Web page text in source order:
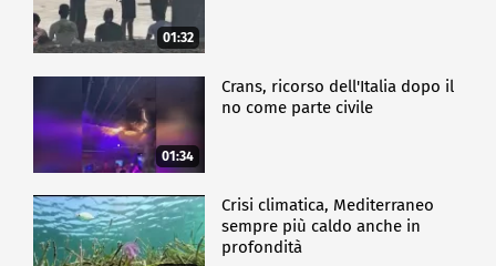
01:32
01:34
Crans, ricorso dell'Italia dopo il
no come parte civile
Crisi climatica, Mediterraneo
sempre più caldo anche in
profondità